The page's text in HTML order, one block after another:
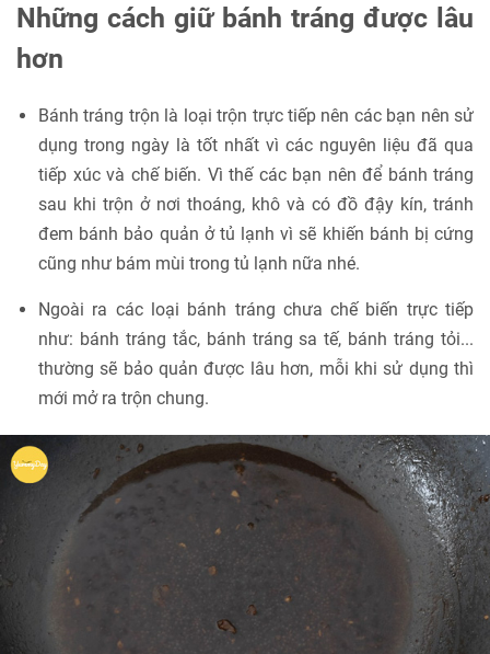
Những cách giữ bánh tráng được lâu
hơn
Bánh tráng trộn là loại trộn trực tiếp nên các bạn nên sử
dụng trong ngày là tốt nhất vì các nguyên liệu đã qua
tiếp xúc và chế biến. Vì thế các bạn nên để bánh tráng
sau khi trộn ở nơi thoáng, khô và có đồ đậy kín, tránh
đem bánh bảo quản ở tủ lạnh vì sẽ khiến bánh bị cứng
cũng như bám mùi trong tủ lạnh nữa nhé.
Ngoài ra các loại bánh tráng chưa chế biến trực tiếp
như: bánh tráng tắc, bánh tráng sa tế, bánh tráng tỏi...
thường sẽ bảo quản được lâu hơn, mỗi khi sử dụng thì
mới mở ra trộn chung.